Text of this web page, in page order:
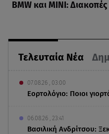
Τελευταία Νέα
07.08.26 , 03:00
Εορτολόγιο: Ποιοι
06.08.26 , 23:41
Βασιλική Ανδρίτσου:
BMW και MINI: